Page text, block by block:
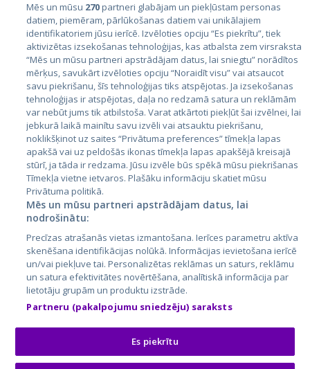
Valstis
Igaunija
Latvija
Lietuva
City24.lv
City24.ee
GetaPro.lv
GetaPro.ee
Skelbiu.lt
Autoplius.lt
Aruodas.lt
CVbankas.lt
Kainos.lt
Paslaugos.lt
auto24.ee
Osta.ee
KuldneBörs.ee
Mēs un mūsu 270partneri glabājam un piekļūstam personas
datiem, piemēram, pārlūkošanas datiem vai unikālajiem
identifikatoriem jūsu ierīcē. Izvēloties opciju “Es piekrītu”, tiek
aktivizētas izsekošanas tehnoloģijas, kas atbalsta zem virsraksta
“Mēs un mūsu partneri apstrādājam datus, lai sniegtu” norādītos
mērķus, savukārt izvēloties opciju “Noraidīt visu” vai atsaucot
savu piekrišanu, šīs tehnoloģijas tiks atspējotas. Ja izsekošanas
tehnoloģijas ir atspējotas, daļa no redzamā satura un reklāmām
var nebūt jums tik atbilstoša. Varat atkārtoti piekļūt šai izvēlnei, lai
jebkurā laikā mainītu savu izvēli vai atsauktu piekrišanu,
noklikšķinot uz saites “Privātuma preferences” tīmekļa lapas
apakšā vai uz peldošās ikonas tīmekļa lapas apakšējā kreisajā
stūrī, ja tāda ir redzama. Jūsu izvēle būs spēkā mūsu piekrišanas
Tīmekļa vietne ietvaros. Plašāku informāciju skatiet mūsu
Privātuma politikā.
Mēs un mūsu partneri apstrādājam datus, lai
nodrošinātu:
Precīzas atrašanās vietas izmantošana. Ierīces parametru aktīva
skenēšana identifikācijas nolūkā. Informācijas ievietošana ierīcē
un/vai piekļuve tai. Personalizētas reklāmas un saturs, reklāmu
un satura efektivitātes novērtēšana, analītiskā informācija par
lietotāju grupām un produktu izstrāde.
Partneru (pakalpojumu sniedzēju) saraksts
Es piekrītu